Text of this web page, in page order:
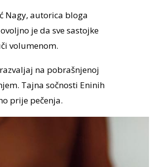
Nagy, autorica bloga
je da sve sastojke
volumenom.
na pobrašnjenoj
Tajna sočnosti Eninih
prije pečenja.